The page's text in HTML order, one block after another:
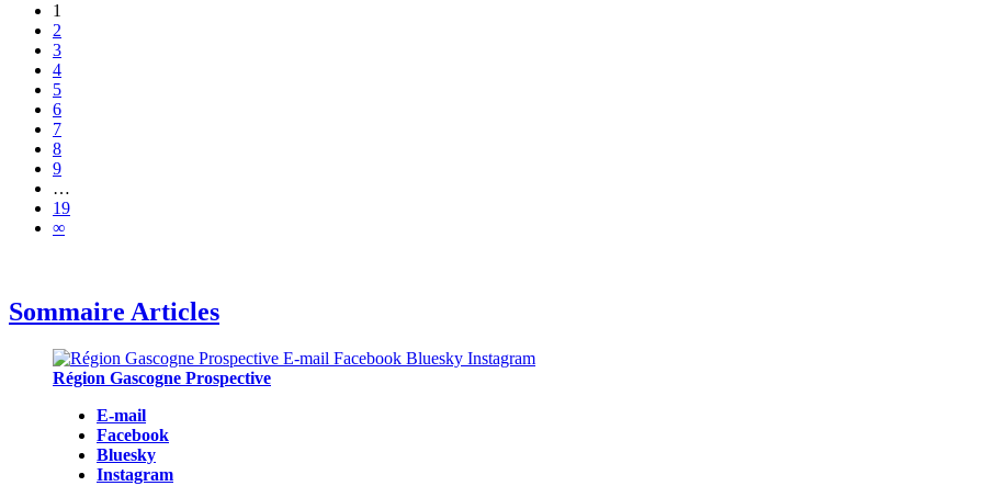
1
2
3
4
5
6
7
8
9
…
19
∞
Sommaire Articles
Région Gascogne Prospective
E-mail
Facebook
Bluesky
Instagram